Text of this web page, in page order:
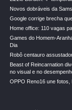
Novos dobráveis da
Google corrige brecha
Home office: 110 vagas
Games do Homem-
Dia
Robô centauro
Beast of Reincarnation
no visual e no
OPPO Reno16 une fotos,